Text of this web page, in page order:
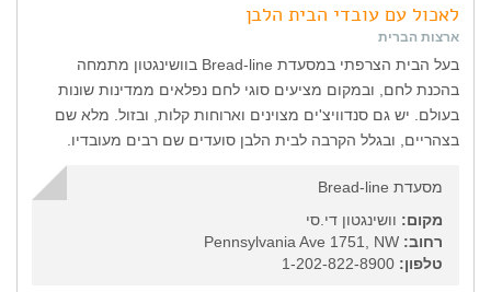
לאכול עם עובדי הבית הלבן
ארצות הברית
בעל הבית הצרפתי במסעדת Bread-line בוושינגטון מתמחה
בהכנת לחם, ובמקום מציעים סוגי לחם נפלאים ממדינות שונות
בעולם. יש גם סנדוויצ'ים מצוינים וארוחות קלות, ובזול. מלא שם
בצהריים, ובגלל הקרבה לבית הלבן סועדים שם רבים מעובדיו.
מסעדת Bread-line
מקום: וושינגטון די.סי
רחוב:
טלפון: